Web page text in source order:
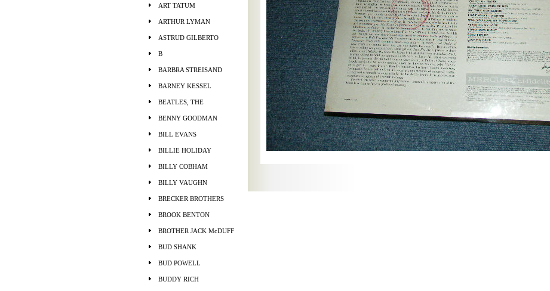
ART TATUM
ARTHUR LYMAN
ASTRUD GILBERTO
B
BARBRA STREISAND
BARNEY KESSEL
BEATLES, THE
BENNY GOODMAN
BILL EVANS
BILLIE HOLIDAY
BILLY COBHAM
BILLY VAUGHN
BRECKER BROTHERS
BROOK BENTON
BROTHER JACK McDUFF
BUD SHANK
BUD POWELL
BUDDY RICH